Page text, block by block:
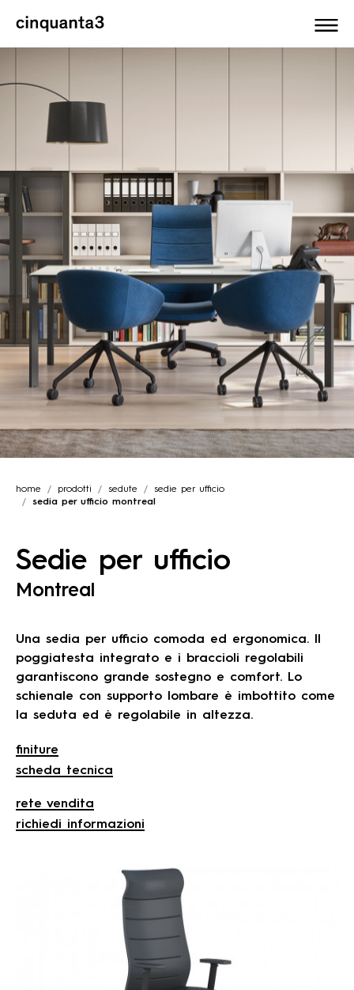
Cinquanta3
home prodotti sedute
sedie per ufficio
sedia per ufficio montreal
Sedie per ufficio
Montreal
Una sedia per ufficio comoda ed ergonomica. Il
poggiatesta integrato e i braccioli regolabili
garantiscono grande sostegno e comfort. Lo
schienale con supporto lombare è imbottito come
la seduta ed è regolabile in altezza.
finiture
scheda tecnica
rete vendita
richiedi informazioni